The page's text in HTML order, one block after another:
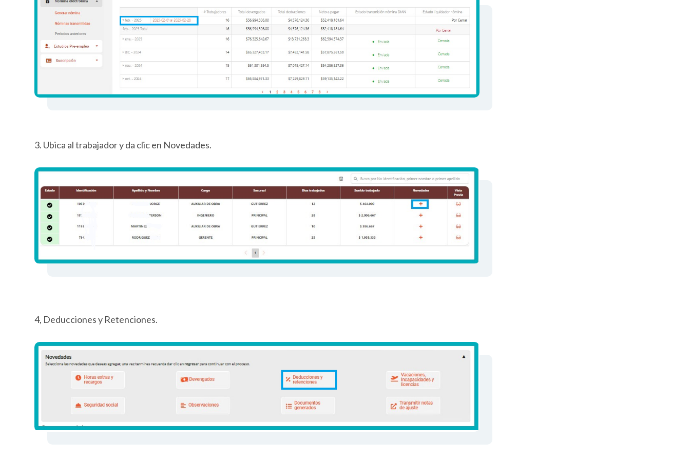
3. Ubica al trabajador y da clic en Novedades.
4, Deducciones y Retenciones.